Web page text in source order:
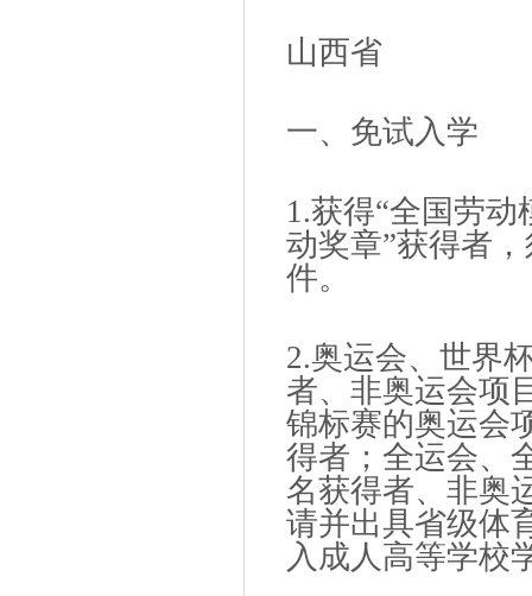
山西省
一、免试入学
1.获得“全国劳动
动奖章”获得者
件。
2.奥运会、世界
者、非奥运会项
锦标赛的奥运会
得者；全运会、
名获得者、非奥
请并出具省级体
入成人高等学校